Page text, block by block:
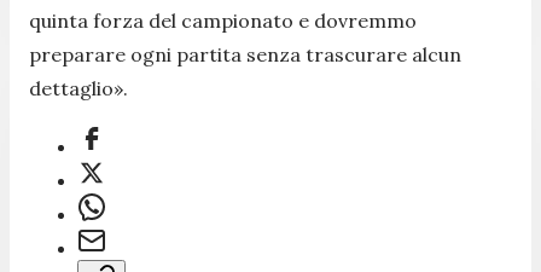
quinta forza del campionato e dovremmo
preparare ogni partita senza trascurare alcun
dettaglio».